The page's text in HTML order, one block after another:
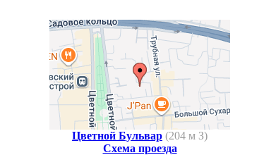
Цветной Бульвар (204 м З)
Схема проезда